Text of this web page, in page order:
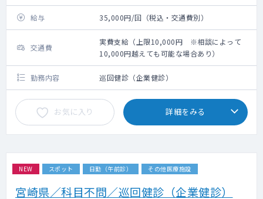
給与 35,000円/回（税込・交通費別）
交通費
実費支給（上限10,000円 ※相談によって
10,000円越えても可能な場合あり）
勤務内容 巡回健診（企業健診）
お気に入り 詳細をみる
NEW スポット 日勤（午前診） その他医療施設
宮崎県／科目不問／巡回健診（企業健診）